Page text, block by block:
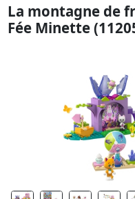
La montagne de
Fée Minette